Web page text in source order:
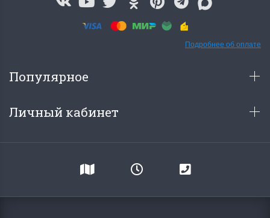
Подробнее об оплате
Популярное
Личный кабинет